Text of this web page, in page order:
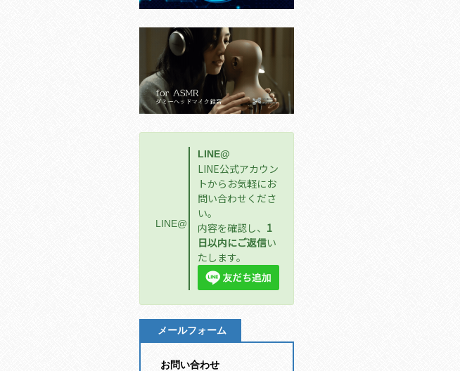
LINE@
LINE@
LINE公式アカウン
トからお気軽にお
問い合わせくださ
い。
内容を確認し、 1
日以内にご返信い
たします。
メールフォーム
お問い合わせ